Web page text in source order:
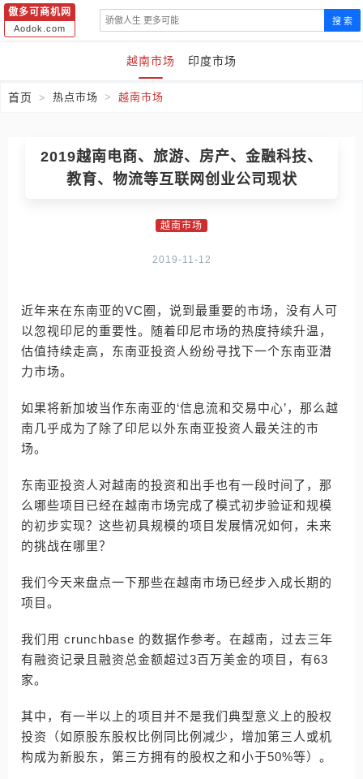
傲多可商机网
Aodok.com
搜 索
越南市场 印度市场
首页 热点市场 越南市场
2019越南电商、旅游、房产、金融科技、
教育、物流等互联网创业公司现状
越南市场
2019-11-12
近年来在东南亚的VC圈，说到最重要的市场，没有人可
以忽视印尼的重要性。随着印尼市场的热度持续升温，
估值持续走高，东南亚投资人纷纷寻找下一个东南亚潜
力市场。
如果将新加坡当作东南亚的‘信息流和交易中心’，那么越
南几乎成为了除了印尼以外东南亚投资人最关注的市
场。
东南亚投资人对越南的投资和出手也有一段时间了，那
么哪些项目已经在越南市场完成了模式初步验证和规模
的初步实现？这些初具规模的项目发展情况如何，未来
的挑战在哪里？
我们今天来盘点一下那些在越南市场已经步入成长期的
项目。
我们用 crunchbase 的数据作参考。在越南，过去三年
有融资记录且融资总金额超过3百万美金的项目，有63
家。
其中，有一半以上的项目并不是我们典型意义上的股权
投资（如原股东股权比例同比例减少，增加第三人或机
构成为新股东，第三方拥有的股权之和小于50%等）。